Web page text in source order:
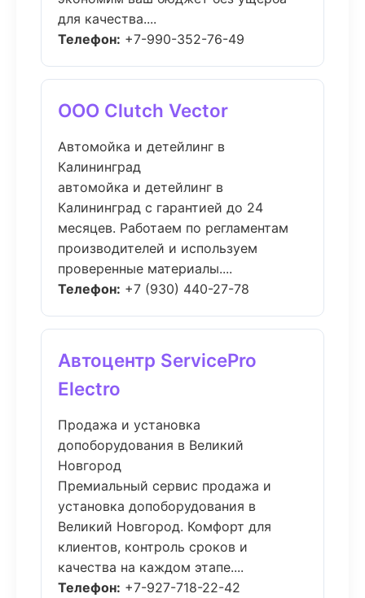
для качества....
Телефон: +7-990-352-76-49
ООО Clutch Vector
Автомойка и детейлинг в
Калининград
автомойка и детейлинг в
Калининград с гарантией до 24
месяцев. Работаем по регламентам
производителей и используем
проверенные материалы....
Телефон: +7 (930) 440-27-78
Автоцентр ServicePro
Electro
Продажа и установка
допоборудования в Великий
Новгород
Премиальный сервис продажа и
установка допоборудования в
Великий Новгород. Комфорт для
клиентов, контроль сроков и
качества на каждом этапе....
Телефон: +7-927-718-22-42